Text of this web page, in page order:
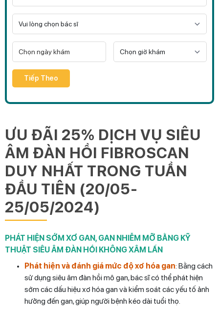
Tiếp Theo
ƯU ĐÃI 25% DỊCH VỤ SIÊU
ÂM ĐÀN HỒI FIBROSCAN
DUY NHẤT TRONG TUẦN
ĐẦU TIÊN (20/05-
25/05/2024)
PHÁT HIỆN SỚM XƠ GAN, GAN NHIỄM MỠ BẰNG KỸ
THUẬT SIÊU ÂM ĐÀN HỒI KHÔNG XÂM LẤN
Phát hiện và đánh giá mức độ xơ hóa gan: Bằng cách
sử dụng siêu âm đàn hồi mô gan, bác sĩ có thể phát hiện
sớm các dấu hiệu xơ hóa gan và kiểm soát các yếu tố ảnh
hưởng đến gan, giúp người bệnh kéo dài tuổi thọ.